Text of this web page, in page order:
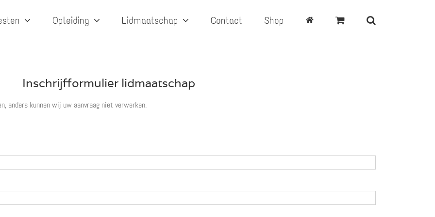
Opleiding Lidmaatschap Contact Shop
Inschrijfformulier lidmaatschap
anders kunnen wij uw aanvraag niet verwerken.